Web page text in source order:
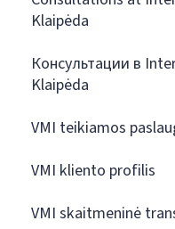
Klaipėda
Консультации в
Klaipėda
VMI teikiamos
VMI kliento profilis
VMI skaitmeninė